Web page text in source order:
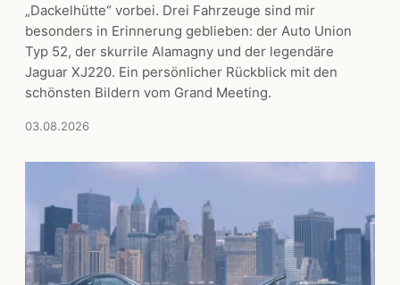
„Dackelhütte“ vorbei. Drei Fahrzeuge sind mir
besonders in Erinnerung geblieben: der Auto Union
Typ 52, der skurrile Alamagny und der legendäre
Jaguar XJ220. Ein persönlicher Rückblick mit den
schönsten Bildern vom Grand Meeting.
03.08.2026